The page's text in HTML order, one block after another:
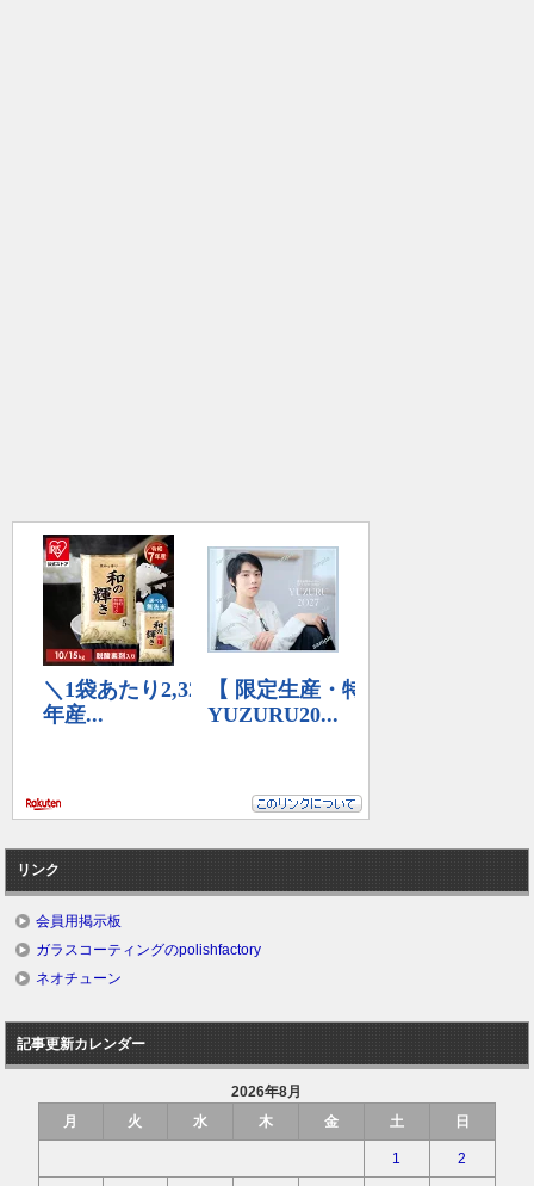
リンク
会員用掲示板
ガラスコーティングのpolishfactory
ネオチューン
記事更新カレンダー
2026年8月
月
火 水 木 金 土 日
1 2